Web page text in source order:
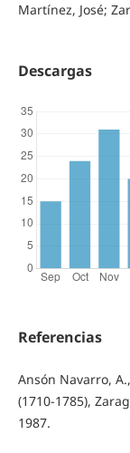
Martínez, José;
Descargas
Referencias
Ansón Navarro,
(1710-1785),
1987.